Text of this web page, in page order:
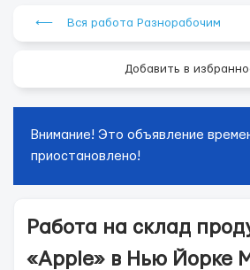
⟵ Вся работа Разнорабочим
Добавить в
Внимание! Это объявление
приостановлено!
Работа на склад
«Apple» в Нью Йорке М